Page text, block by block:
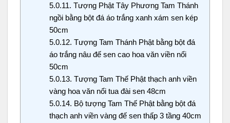
5.0.11. Tượng Phật Tây Phương Tam Thánh
ngồi bằng bột đá áo trắng xanh xám sen kép
50cm
5.0.12. Tượng Tam Thánh Phật bằng bột đá
áo trắng nâu đế sen cao hoa văn viền nổi
50cm
5.0.13. Tượng Tam Thế Phật thạch anh viền
vàng hoa văn nổi tua đài sen 48cm
5.0.14. Bộ tượng Tam Thế Phật bằng bột đá
thạch anh viền vàng đế sen thấp 3 tầng 40cm